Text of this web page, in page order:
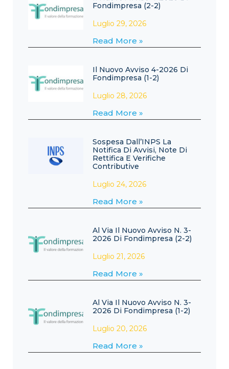
Fondimpresa (2-2)
Luglio 29, 2026
Read More »
Il Nuovo Avviso 4-2026 Di
Fondimpresa (1-2)
Luglio 28, 2026
Read More »
Sospesa Dall’INPS La
Notifica Di Avvisi, Note Di
Rettifica E Verifiche
Contributive
Luglio 24, 2026
Read More »
Al Via Il Nuovo Avviso N. 3-
2026 Di Fondimpresa (2-2)
Luglio 21, 2026
Read More »
Al Via Il Nuovo Avviso N. 3-
2026 Di Fondimpresa (1-2)
Luglio 20, 2026
Read More »